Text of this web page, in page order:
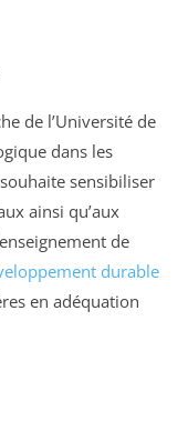
de l’Université de
dans les
sensibiliser
ainsi qu’aux
de
durable
en adéquation